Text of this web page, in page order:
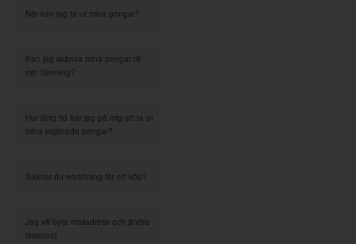
När kan jag ta ut mina pengar?
Kan jag skänka mina pengar till
min förening?
Hur lång tid har jag på mig att ta ut
mina intjänade pengar?
Saknar du ersättning för ett köp?
Jag vill byta mailadress och ändra
lösenord